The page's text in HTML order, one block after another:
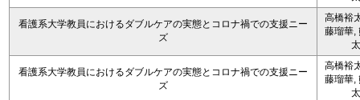
看護系大学教員におけるダブルケアの実態とコロナ禍での支援ニー
ズ
高橋裕
藤瑠華,
太
看護系大学教員におけるダブルケアの実態とコロナ禍での支援ニー
ズ
高橋裕
藤瑠華,
太